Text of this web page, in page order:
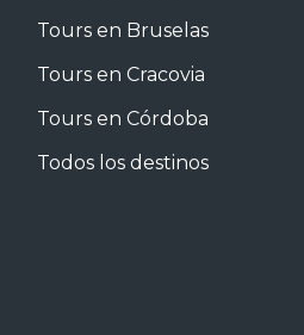
Tours en Bruselas
Tours en Cracovia
Tours en Córdoba
Todos los destinos